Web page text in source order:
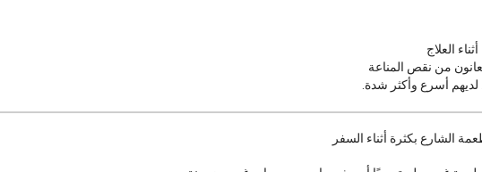
العلاج
من نقص المناعة
أسرع وأكثر شدة.